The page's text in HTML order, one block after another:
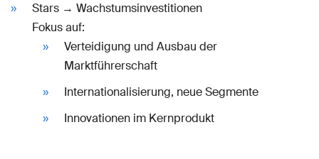
Stars → Wachstumsinvestitionen
Fokus auf:
Verteidigung und Ausbau der
Marktführerschaft
Internationalisierung, neue Segmente
Innovationen im Kernprodukt